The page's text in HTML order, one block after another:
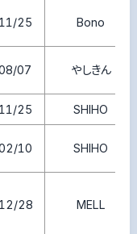
25 Bono
07 やしきん
25 SHIHO
10 SHIHO
28 MELL